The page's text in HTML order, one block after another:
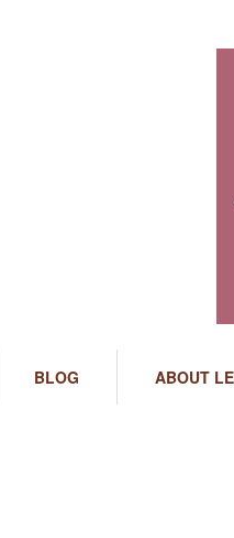
BLOG ABOUT